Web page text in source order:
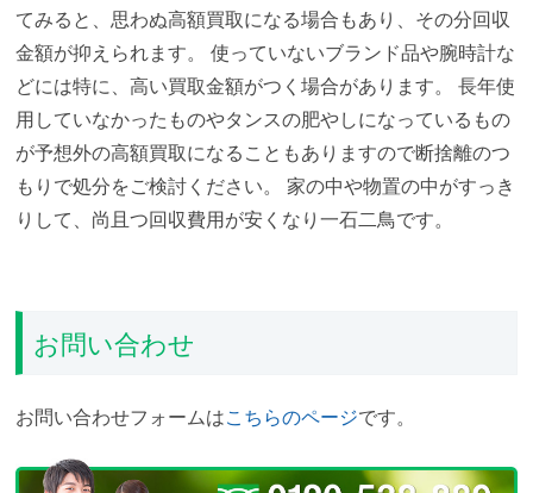
てみると、思わぬ高額買取になる場合もあり、その分回収
金額が抑えられます。
使っていないブランド品や腕時計な
どには特に、高い買取金額がつく場合があります。
長年使
用していなかったものやタンスの肥やしになっているもの
が予想外の高額買取になることもありますので断捨離のつ
もりで処分をご検討ください。
家の中や物置の中がすっき
りして、尚且つ回収費用が安くなり一石二鳥です。
お問い合わせ
お問い合わせフォームはこちらのページです。